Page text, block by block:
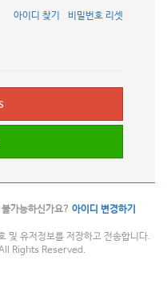
비밀번호 리셋
아이디 찾기
가능하신가요? 아이디 변경하기
및 유저정보를 저장하고 전송합니다.
Rights Reserved.